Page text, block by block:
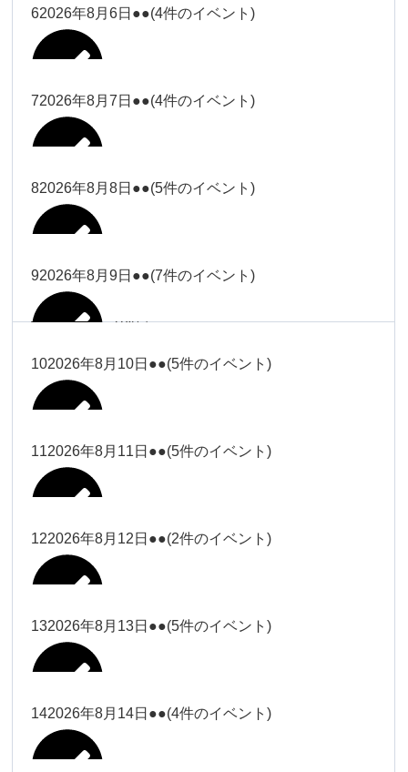
Close
関谷（17-19時）
2026年7月27日
院長
院長
小林
Close
2026年7月28日
Close Close
武井
2026年7月28日
関谷
関谷
Close
武井
2026年7月30日
関谷（17-
Close
関谷（17-19時）
2026年7月30日
院長
院長
Close
武井
2026年7月31日
関谷（17-
Close
関谷（17-19時）
2026年7月31日
2026年8月1日
Close
小林
2026年8月1日
武井
武井
関谷（17-
19時）
関谷（17-19時）
Close Close
小林
2026年8月2日
松本
松本
武井(9時ー
18時)
武井(9時ー18時)
関谷（17-
19時）
小林
Close Close
小林
2026年8月3日
松本（9時
Close
松本（9時ー18時）
2026年8月3日
武井
武井
時）
Close Close
2026年8月4日
大西（9時
ー18時）
Close Close
大西（9時ー18時）
2026年8月4日
小林
小林
松本
Close
冨田
冨田
塩川
Close Close
塩川
2026年8月5日
62026年8月6日 ●●(4件のイベント)
冨田
冨田
Close Close
塩川
2026年8月6日
関谷（17-
Close
関谷（17-19時）
2026年8月6日
72026年8月7日 ●●(4件のイベント)
大西
大西
松本（9時
ー18時）
Close Close
松本（9時ー18時）
2026年8月7日
Close
武井
82026年8月8日 ●●(5件のイベント)
大西（9時
Close Close
大西（9時ー18時）
2026年8月8日
小林
Close Close
2026年8月8日
92026年8月9日 ●●(7件のイベント)
塩川
塩川
Close Close
塩川
2026年8月9日
102026年8月10日 ●●(5件のイベント)
小林
小林
松本（9時
ー18時）
Close Close
112026年8月11日 ●●(5件のイベント)
塩川（9時
Close Close
塩川（9時ー18時）
2026年8月11日
122026年8月12日 ●●(2件のイベント)
塩川
塩川
132026年8月13日 ●●(5件のイベント)
塩川
142026年8月14日 ●●(4件のイベント)